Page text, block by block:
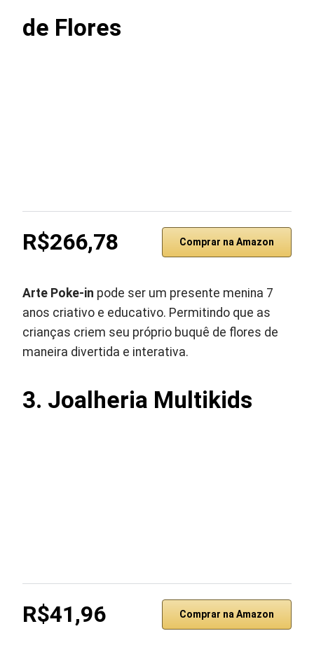
de Flores
R$266,78 Comprar na Amazon
Arte Poke-in pode ser um presente menina 7
anos criativo e educativo. Permitindo que as
crianças criem seu próprio buquê de flores de
maneira divertida e interativa.
3. Joalheria Multikids
R$41,96 Comprar na Amazon